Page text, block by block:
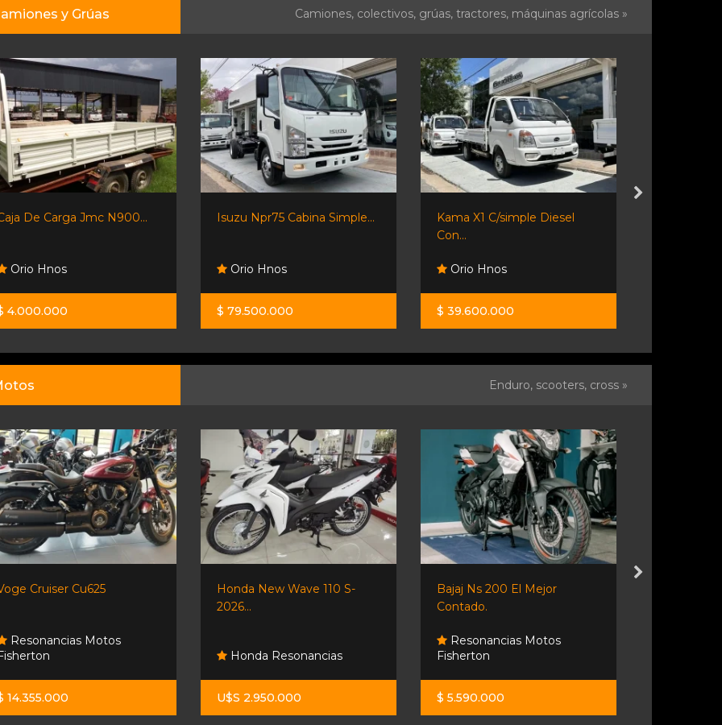
y Grúas Camiones, colectivos, grúas, tractores, máquinas agrícolas »
De Carga Jmc N900...
Orio Hnos
4.000.000
Isuzu Npr75 Cabina Simple...
Orio Hnos
$ 79.500.000
Kama X1 C/simple Diesel
Con...
Orio Hnos
$ 39.600.000
Enduro, scooters, cross »
Cruiser Cu625
Resonancias Motos
14.355.000
Honda New Wave 110 S-
2026...
Honda Resonancias
U$S 2.950.000
Bajaj Ns 200 El Mejor
Contado.
Resonancias Motos
Fisherton
$ 5.590.000